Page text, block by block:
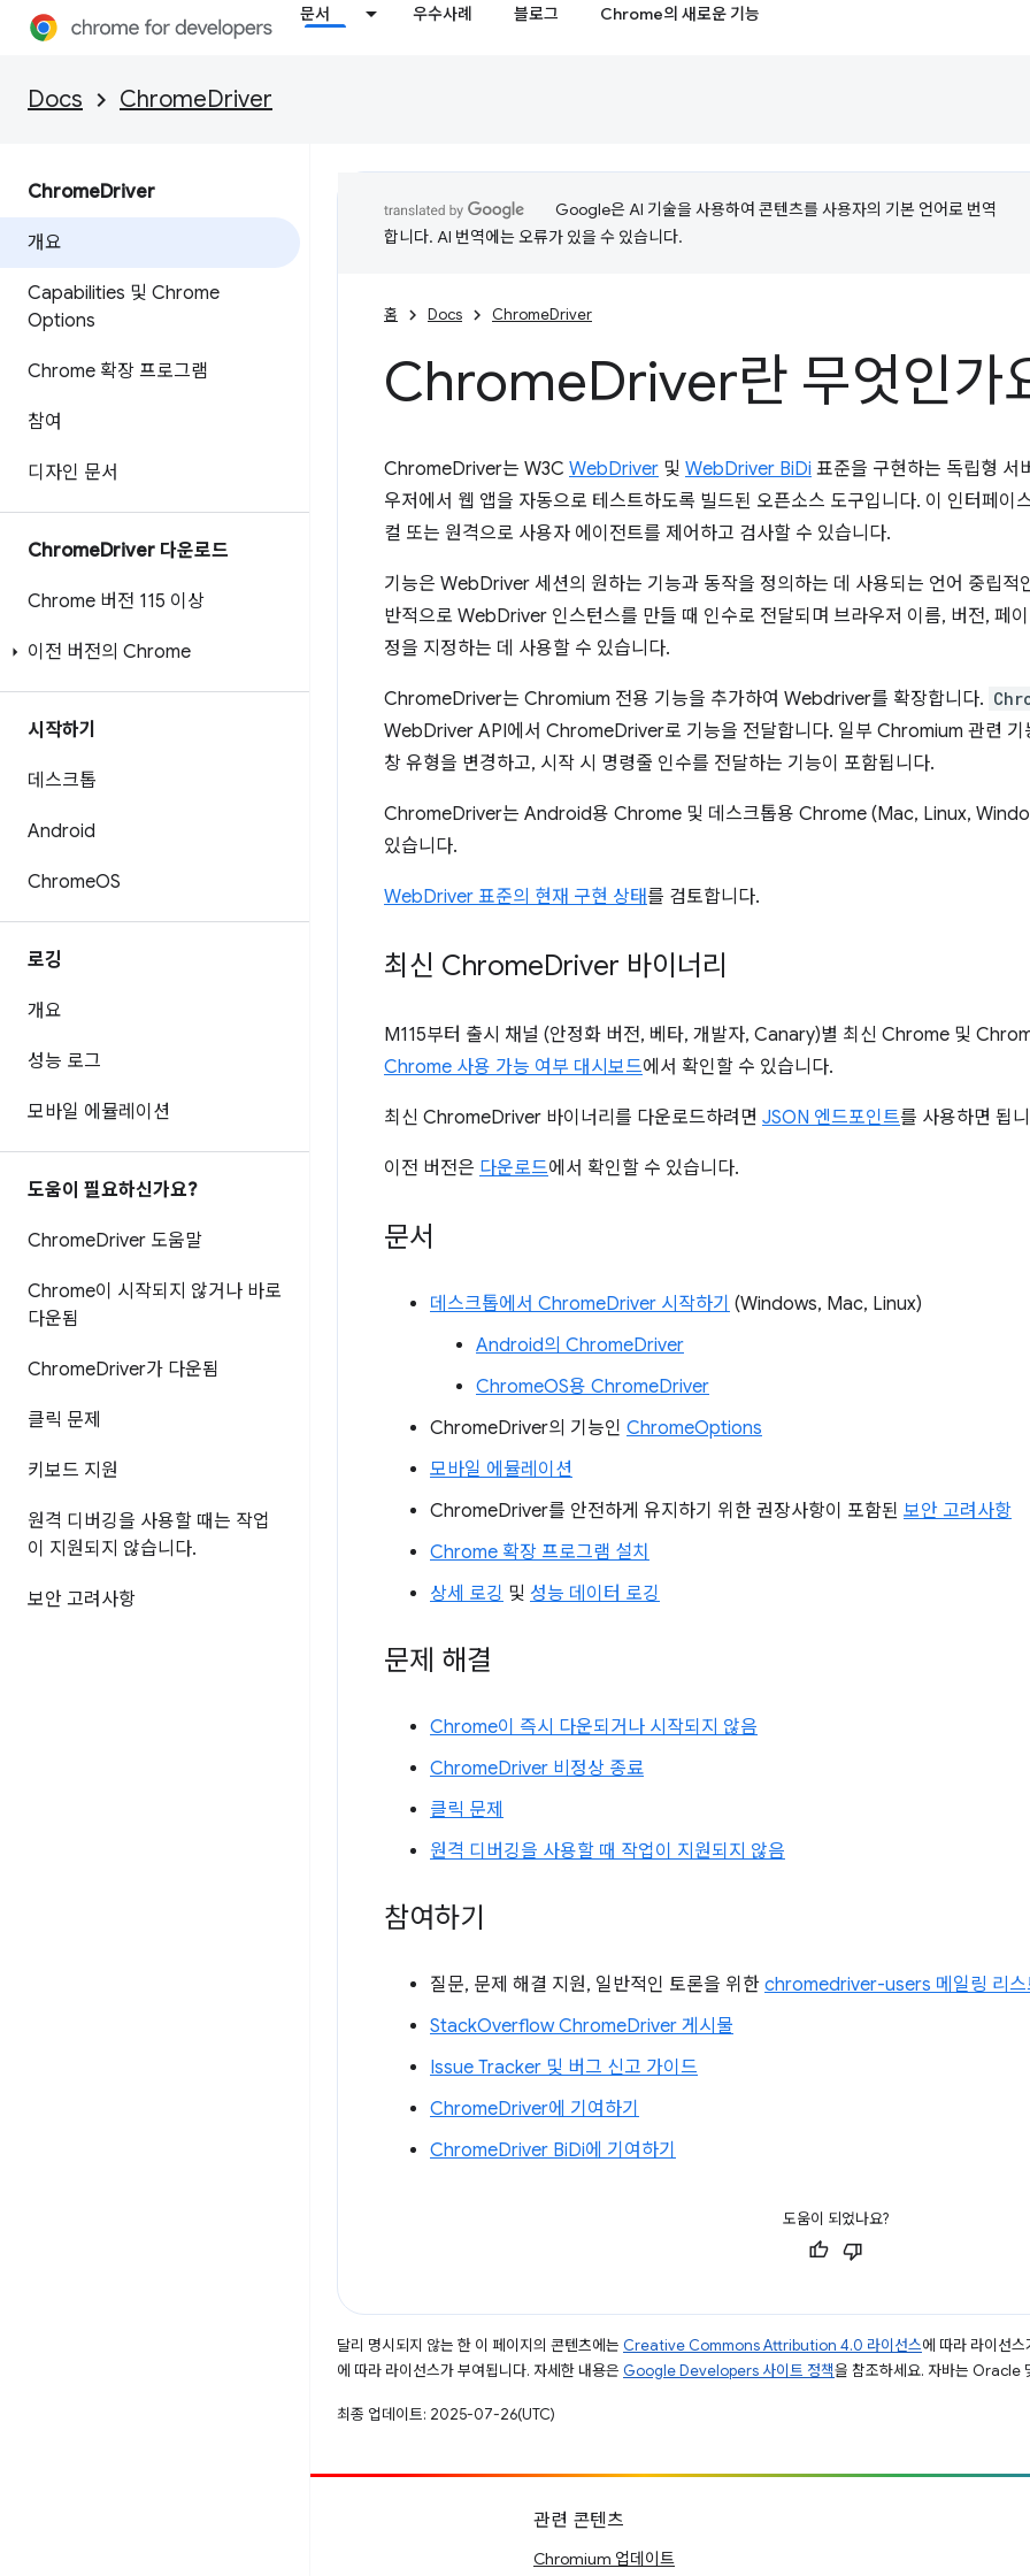
문서 우수사례 블로그 Chrome의 새로운 기능
Docs ChromeDriver
ChromeDriver
개요
Capabilities 및 Chrome
Options
Chrome 확장 프로그램
참여
디자인 문서
ChromeDriver 다운로드
Chrome 버전 115 이상
이전 버전의 Chrome
시작하기
데스크톱
Android
ChromeOS
로깅
개요
성능 로그
모바일 에뮬레이션
도움이 필요하신가요?
ChromeDriver 도움말
Chrome이 시작되지 않거나 바로
다운됨
ChromeDriver가 다운됨
클릭 문제
키보드 지원
원격 디버깅을 사용할 때는 작업
이 지원되지 않습니다.
보안 고려사항
Google은 AI 기술을 사용하여 콘텐츠를 사용자의 기본 언어로 번역
합니다. AI 번역에는 오류가 있을 수 있습니다.
홈 Docs ChromeDriver
ChromeDriver란 무엇인가
ChromeDriver는 W3C WebDriver 및 WebDriver BiDi 표준을 구현하는 독립형
우저에서 웹 앱을 자동으로 테스트하도록 빌드된 오픈소스 도구입니다. 이 인터페이
컬 또는 원격으로 사용자 에이전트를 제어하고 검사할 수 있습니다.
기능은 WebDriver 세션의 원하는 기능과 동작을 정의하는 데 사용되는 언어 중립적
반적으로 WebDriver 인스턴스를 만들 때 인수로 전달되며 브라우저 이름, 버전, 페
정을 지정하는 데 사용할 수 있습니다.
ChromeDriver는 Chromium 전용 기능을 추가하여 Webdriver를 확장합니다.
WebDriver API에서 ChromeDriver로 기능을 전달합니다. 일부 Chromium 관련 기
창 유형을 변경하고, 시작 시 명령줄 인수를 전달하는 기능이 포함됩니다.
ChromeDriver는 Android용 Chrome 및 데스크톱용 Chrome (Mac, Linux,
있습니다.
WebDriver 표준의 현재 구현 상태를 검토합니다.
최신 ChromeDriver 바이너리
M115부터 출시 채널 (안정화 버전, 베타, 개발자, Canary)별 최신 Chrome 및
Chrome 사용 가능 여부 대시보드에서 확인할 수 있습니다.
최신 ChromeDriver 바이너리를 다운로드하려면 JSON 엔드포인트를 사용하면 됩
이전 버전은 다운로드에서 확인할 수 있습니다.
문서
데스크톱에서 ChromeDriver 시작하기 (Windows, Mac, Linux)
Android의 ChromeDriver
ChromeOS용 ChromeDriver
ChromeDriver의 기능인 ChromeOptions
모바일 에뮬레이션
ChromeDriver를 안전하게 유지하기 위한 권장사항이 포함된 보안 고려사항
Chrome 확장 프로그램 설치
상세 로깅 및 성능 데이터 로깅
문제 해결
Chrome이 즉시 다운되거나 시작되지 않음
ChromeDriver 비정상 종료
클릭 문제
원격 디버깅을 사용할 때 작업이 지원되지 않음
참여하기
질문, 문제 해결 지원, 일반적인 토론을 위한 chromedriver-users 메일링 리스
StackOverflow ChromeDriver 게시물
Issue Tracker 및 버그 신고 가이드
ChromeDriver에 기여하기
ChromeDriver BiDi에 기여하기
도움이 되었나요?
달리 명시되지 않는 한 이 페이지의 콘텐츠에는 Creative Commons Attribution 4.0 라이선스에 따라 라이선
에 따라 라이선스가 부여됩니다. 자세한 내용은 Google Developers 사이트 정책을 참조하세요. 자바는 Oracle
최종 업데이트: 2025-07-26(UTC)
관련 콘텐츠
Chromium 업데이트